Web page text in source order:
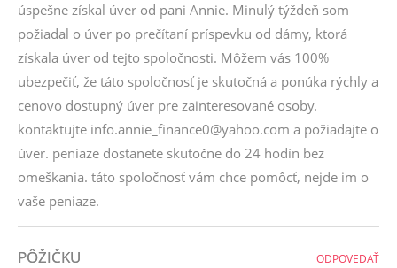
úspešne získal úver od pani Annie. Minulý týždeň som
požiadal o úver po prečítaní príspevku od dámy, ktorá
získala úver od tejto spoločnosti. Môžem vás 100%
ubezpečiť, že táto spoločnosť je skutočná a ponúka rýchly a
cenovo dostupný úver pre zainteresované osoby.
kontaktujte info.annie_finance0@yahoo.com a požiadajte o
úver. peniaze dostanete skutočne do 24 hodín bez
omeškania. táto spoločnosť vám chce pomôcť, nejde im o
vaše peniaze.
PÔŽIČKU ODPOVEDAŤ